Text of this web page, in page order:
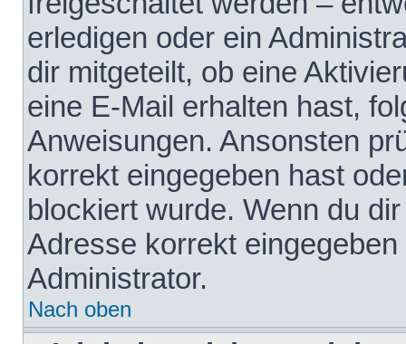
erledigen oder ein
dir mitgeteilt, ob eine
eine E-Mail erhalten hast,
Anweisungen. Ansonsten
korrekt eingegeben hast
blockiert wurde. Wenn du
Adresse korrekt
Administrator.
Nach oben